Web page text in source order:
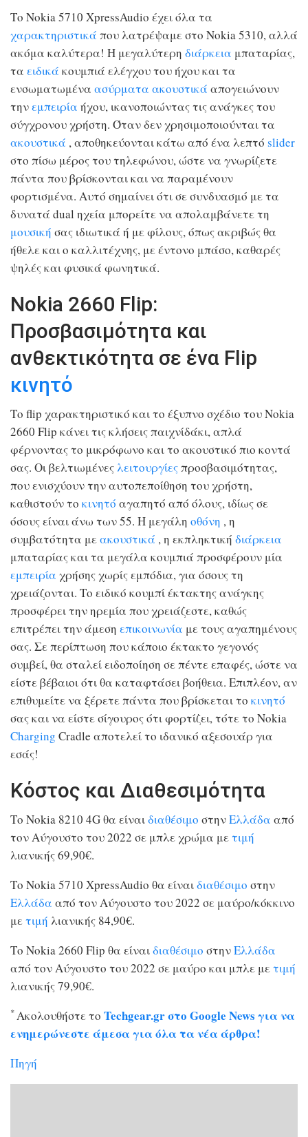
Το Nokia 5710 XpressAudio έχει όλα τα
χαρακτηριστικά που λατρέψαμε στο Nokia 5310, αλλά
ακόμα καλύτερα! Η μεγαλύτερη διάρκεια μπαταρίας,
τα ειδικά κουμπιά ελέγχου του ήχου και τα
ενσωματωμένα ασύρματα ακουστικά απογειώνουν
τηνεμπειρία ήχου, ικανοποιώντας τις ανάγκες του
σύγχρονου χρήστη. Όταν δεν χρησιμοποιούνται τα
ακουστικά , αποθηκεύονται κάτω από ένα λεπτό slider
στο πίσω μέρος του τηλεφώνου, ώστε να γνωρίζετε
πάντα που βρίσκονται και να παραμένουν
φορτισμένα. Αυτό σημαίνει ότι σε συνδυασμό με τα
δυνατά dual ηχεία μπορείτε να απολαμβάνετε τη
μουσική σας ιδιωτικά ή με φίλους, όπως ακριβώς θα
ήθελε και ο καλλιτέχνης, με έντονο μπάσο, καθαρές
ψηλές και φυσικά φωνητικά.
Nokia 2660 Flip:
Προσβασιμότητα και
ανθεκτικότητα σε ένα Flip
κινητό
Το flip χαρακτηριστικό και το έξυπνο σχέδιο του Nokia
2660 Flip κάνει τις κλήσεις παιχνίδάκι, απλά
φέρνοντας το μικρόφωνο και το ακουστικό πιο κοντά
σας. Οι βελτιωμένεςλειτουργίεςπροσβασιμότητας,
που ενισχύουν την αυτοπεποίθηση του χρήστη,
καθιστούν το κινητό αγαπητό από όλους, ιδίως σε
όσους είναι άνω των 55. Η μεγάλη οθόνη , η
συμβατότητα μεακουστικά , η εκπληκτική διάρκεια
μπαταρίας και τα μεγάλα κουμπιά προσφέρουν μία
εμπειρία χρήσης χωρίς εμπόδια, για όσους τη
χρειάζονται. Το ειδικό κουμπί έκτακτης ανάγκης
προσφέρει την ηρεμία που χρειάζεστε, καθώς
επιτρέπει την άμεση επικοινωνία με τους αγαπημένους
σας. Σε περίπτωση που κάποιο έκτακτο γεγονός
συμβεί, θα σταλεί ειδοποίηση σε πέντε επαφές, ώστε να
είστε βέβαιοι ότι θα καταφτάσει βοήθεια. Επιπλέον, αν
επιθυμείτε να ξέρετε πάντα που βρίσκεται το κινητό
σας και να είστε σίγουρος ότι φορτίζει, τότε το Nokia
Charging Cradle αποτελεί το ιδανικό αξεσουάρ για
εσάς!
Κόστος και Διαθεσιμότητα
Το Nokia 8210 4G θα είναιδιαθέσιμο στηνΕλλάδα από
τον Αύγουστο του 2022 σε μπλε χρώμα μετιμή
λιανικής 69,90€.
Το Nokia 5710 XpressAudio θα είναιδιαθέσιμο στην
Ελλάδα από τον Αύγουστο του 2022 σε μαύρο/κόκκινο
μετιμή λιανικής 84,90€.
Το Nokia 2660 Flip θα είναιδιαθέσιμο στηνΕλλάδα
από τον Αύγουστο του 2022 σε μαύρο και μπλε μετιμή
λιανικής 79,90€.
*Ακολουθήστε το Techgear.gr στο Google News για να
ενημερώνεστε άμεσα για όλα τα νέα άρθρα!
Πηγή